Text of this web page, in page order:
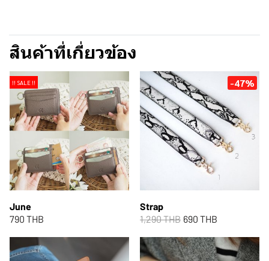
สินค้าที่เกี่ยวข้อง
!! SALE !!
June
790 THB
-47%
Strap
1,290 THB 690 THB